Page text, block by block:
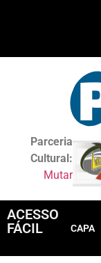
Parceria
Cultural:
Mutar
ACESSO
FÁCIL
CAPA